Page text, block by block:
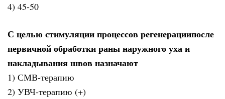
4) 45-50
С целью стимуляции процессов регенерациипосле
первичной обработки раны наружного уха и
накладывания швов назначают
1) СМВ-терапию
2) УВЧ-терапию (+)